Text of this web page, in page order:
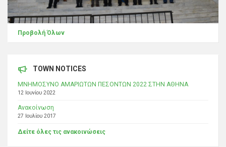
Προβολή Όλων
TOWN NOTICES
ΜΝΗΜΟΣΥΝΟ ΑΜΑΡΙΩΤΩΝ ΠΕΣΟΝΤΩΝ 2022 ΣΤΗΝ ΑΘΗΝΑ
12 Ιουνίου 2022
Ανακοίνωση
27 Ιουλίου 2017
Δείτε όλες τις ανακοινώσεις